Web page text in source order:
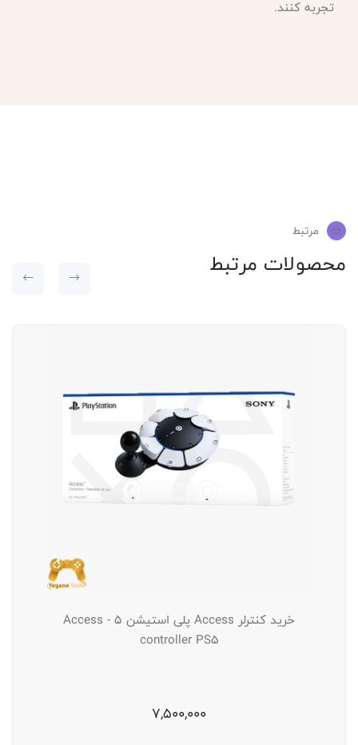
تجربه کنند.
مرتبط
محصولات مرتبط
خرید کنترلر Access پلی استیشن 5 - Access
controller PS5
7,500,000